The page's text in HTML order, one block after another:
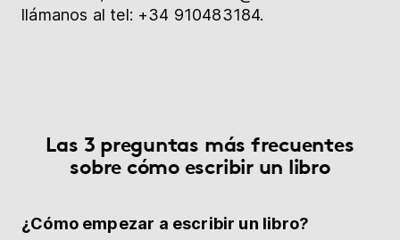
llámanos al tel: +34 910483184.
Las 3 preguntas más frecuentes
sobre cómo escribir un libro
¿Cómo empezar a escribir un libro?